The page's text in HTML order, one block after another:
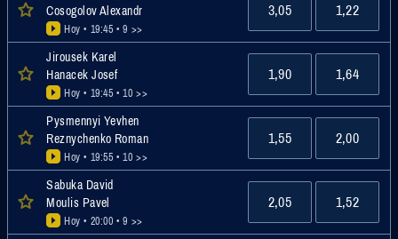
Cosogolov Alexandr
Hoy • 19:45 • 9 >>
3,05 1,22
Jirousek Karel
Hanacek Josef
Hoy • 19:45 • 10 >>
1,90 1,64
Pysmennyi Yevhen
Reznychenko Roman
Hoy • 19:55 • 10 >>
1,55 2,00
Sabuka David
Moulis Pavel
Hoy • 20:00 • 9 >>
2,05 1,52